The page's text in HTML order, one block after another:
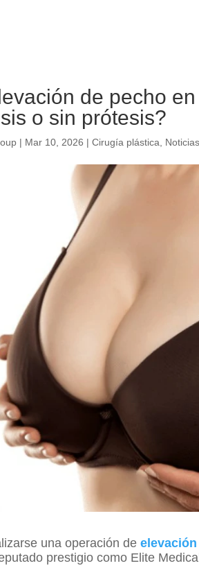
de pecho
o sin prótesis?
| Mar 10, 2026 |Cirugía plástica Noticias
una operación de
prestigio como Elite